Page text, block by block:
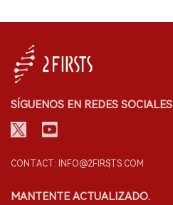
SÍGUENOS EN REDES SOCIALES
CONTACT: INFO@2FIRSTS.COM
MANTENTE ACTUALIZADO.